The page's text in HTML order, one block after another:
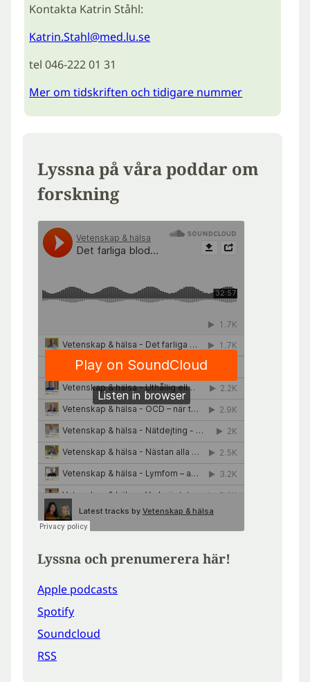
Kontakta Katrin Ståhl:
Katrin.Stahl@med.lu.se
tel 046-222 01 31
Mer om tidskriften och tidigare nummer
Lyssna på våra poddar om
forskning
Lyssna och prenumerera här!
Apple podcasts
Spotify
Soundcloud
RSS